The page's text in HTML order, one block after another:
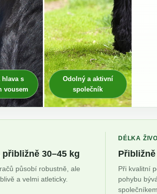
hlava s
vousem
Odolný a aktivní
společník
přibližně 30–45 kg
působí robustně, ale
a velmi atleticky.
DÉLKA
Při kvalitní
pohybu
společníkem.